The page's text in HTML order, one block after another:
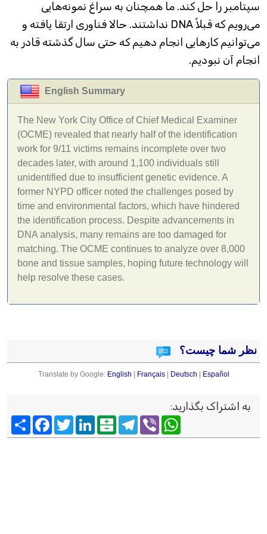
سپتامبر را حل کند. ما همچنان به سراغ نمونه‌هایی
می‌رویم که قبلاً DNA نداشتند. حالا فناوری ارتقا یافته و
می‌توانیم کارهایی انجام دهیم که حتی سال گذشته قادر به
انجام آن نبودیم.
English Summary
The New York City Office of Chief Medical Examiner
(OCME) revealed that nearly half of the identification
work for 9/11 victims remains incomplete over two
decades later, with around 1,100 individuals still
unidentified due to insufficient genetic evidence. A
former NYPD officer noted the challenges posed by
time and environmental factors, which have hindered
the identification process. Despite advancements in
DNA analysis, many remains are too damaged for
matching. The OCME continues to analyze over 8,000
bone and tissue samples, hoping future technology will
help resolve these cases.
نظر شما چیست؟
Translate by Google: English Français| Deutsch Español
به اشتراک بگذارید:
FacebookTwitter
LinkedInBalatarin
TelegramViber
WhatsApp